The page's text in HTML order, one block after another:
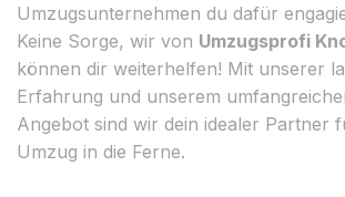
Umzugsunternehmen du dafür
Keine Sorge, wir von Umzugsprofi
können dir weiterhelfen! Mit unserer
Erfahrung und unserem
Angebot sind wir dein idealer Partner
Umzug in die Ferne.